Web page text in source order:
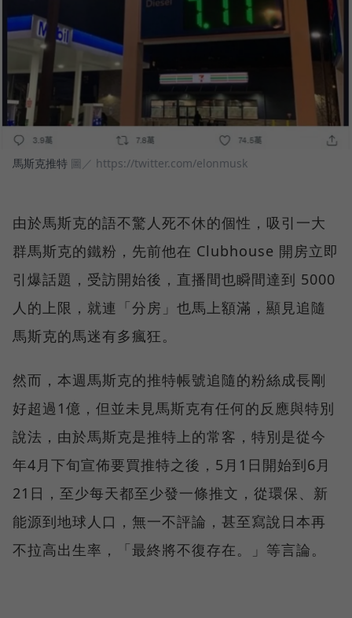
馬斯克推特 圖／ https://twitter.com/elonmusk
由於馬斯克的語不驚人死不休的個性，吸引一大
群馬斯克的鐵粉，先前他在 Clubhouse 開房立即
引爆話題，受訪開始後，直播間也瞬間達到 5000
人的上限，就連「分房」也馬上額滿，顯見追隨
馬斯克的馬迷有多瘋狂。
然而，本週馬斯克的推特帳號追隨的粉絲成長剛
好超過1億，但並未見馬斯克有任何的反應與特別
說法，由於馬斯克是推特上的常客，特別是從今
年4月下旬宣佈要買推特之後，5月1日開始到6月
21日，至少每天都至少發一條推文，從環保、新
能源到地球人口，無一不評論，甚至寫說日本再
不拉高出生率，「最終將不復存在。」等言論。